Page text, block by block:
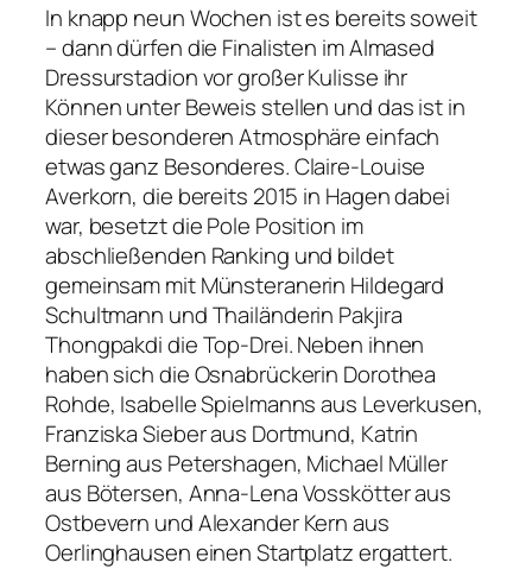
In knapp neun Wochen ist es bereits soweit
– dann dürfen die Finalisten im Almased
Dressurstadion vor großer Kulisse ihr
Können unter Beweis stellen und das ist in
dieser besonderen Atmosphäre einfach
etwas ganz Besonderes. Claire-Louise
Averkorn, die bereits 2015 in Hagen dabei
war, besetzt die Pole Position im
abschließenden Ranking und bildet
gemeinsam mit Münsteranerin Hildegard
Schultmann und Thailänderin Pakjira
Thongpakdi die Top-Drei. Neben ihnen
haben sich die Osnabrückerin Dorothea
Rohde, Isabelle Spielmanns aus Leverkusen,
Franziska Sieber aus Dortmund, Katrin
Berning aus Petershagen, Michael Müller
aus Bötersen, Anna-Lena Vosskötter aus
Ostbevern und Alexander Kern aus
Oerlinghausen einen Startplatz ergattert.